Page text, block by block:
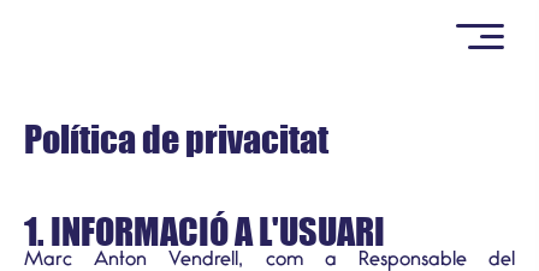
Política de privacitat
1. INFORMACIÓ A L'USUARI
Marc Anton Vendrell, com a Responsable del